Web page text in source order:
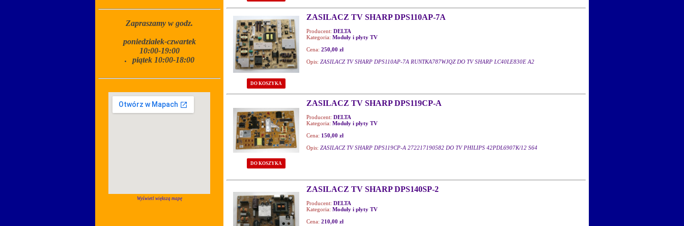
Zapraszamy w godz.
poniedziałek-czwartek
10:00-19:00
piątek 10:00-18:00
Wyświetl większą mapę
DO KOSZYKA
ZASILACZ TV SHARP DPS110AP-7A
Producent: DELTA
Kategoria: Moduły i płyty TV
Cena: 250,00 zł
Opis: ZASILACZ TV SHARP DPS110AP-7A RUNTKA787WJQZ DO TV SHARP LC40LE830E A2
DO KOSZYKA
ZASILACZ TV SHARP DPS119CP-A
Producent: DELTA
Kategoria: Moduły i płyty TV
Cena: 150,00 zł
Opis: ZASILACZ TV SHARP DPS119CP-A 272217190582 DO TV PHILIPS 42PDL6907K/12 S64
ZASILACZ TV SHARP DPS140SP-2
Producent: DELTA
Kategoria: Moduły i płyty TV
Cena: 210,00 zł